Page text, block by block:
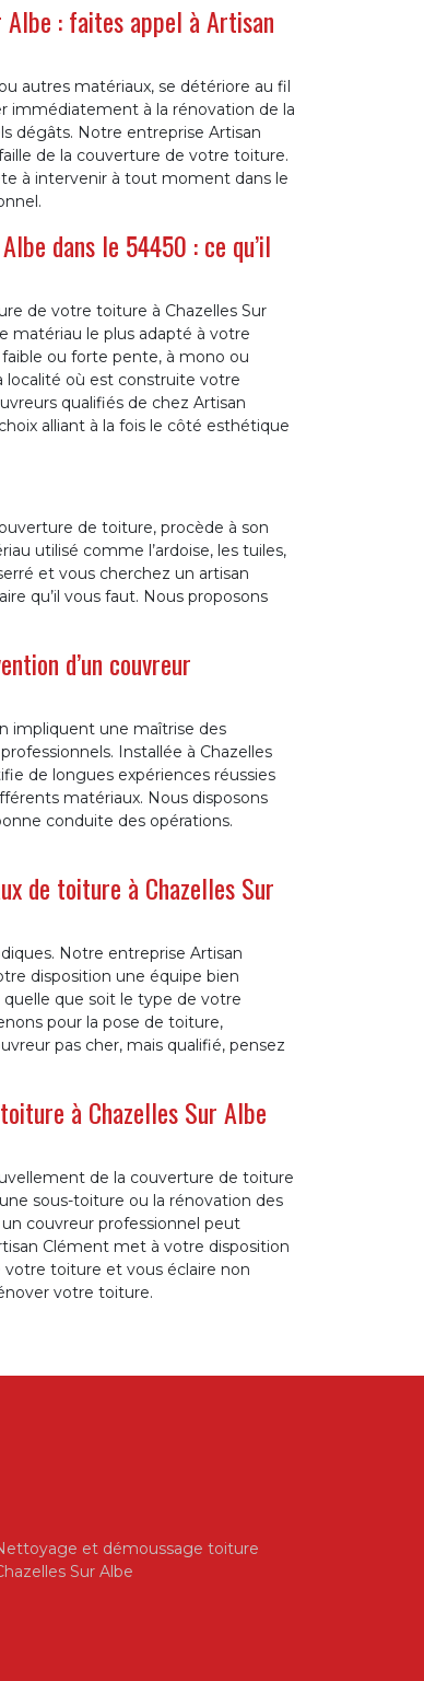
: faites appel à Artisan
autres matériaux, se détériore au fil
immédiatement à la rénovation de la
dégâts. Notre entreprise Artisan
de la couverture de votre toiture.
à intervenir à tout moment dans le
dans le 54450 : ce qu’il
de votre toiture à Chazelles Sur
matériau le plus adapté à votre
ou forte pente, à mono ou
localité où est construite votre
qualifiés de chez Artisan
alliant à la fois le côté esthétique
de toiture, procède à son
utilisé comme l’ardoise, les tuiles,
et vous cherchez un artisan
qu’il vous faut. Nous proposons
d’un couvreur
impliquent une maîtrise des
Installée à Chazelles
de longues expériences réussies
matériaux. Nous disposons
conduite des opérations.
de toiture à Chazelles Sur
Notre entreprise Artisan
disposition une équipe bien
que soit le type de votre
pour la pose de toiture,
pas cher, mais qualifié, pensez
à Chazelles Sur Albe
de la couverture de toiture
sous-toiture ou la rénovation des
couvreur professionnel peut
Clément met à votre disposition
toiture et vous éclaire non
votre toiture.
et démoussage toiture
Sur Albe